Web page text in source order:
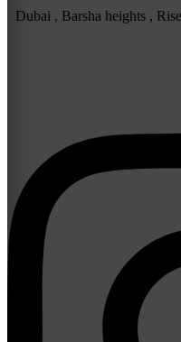
Dubai , Barsha heights ,